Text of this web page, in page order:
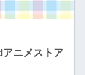
アニメストア